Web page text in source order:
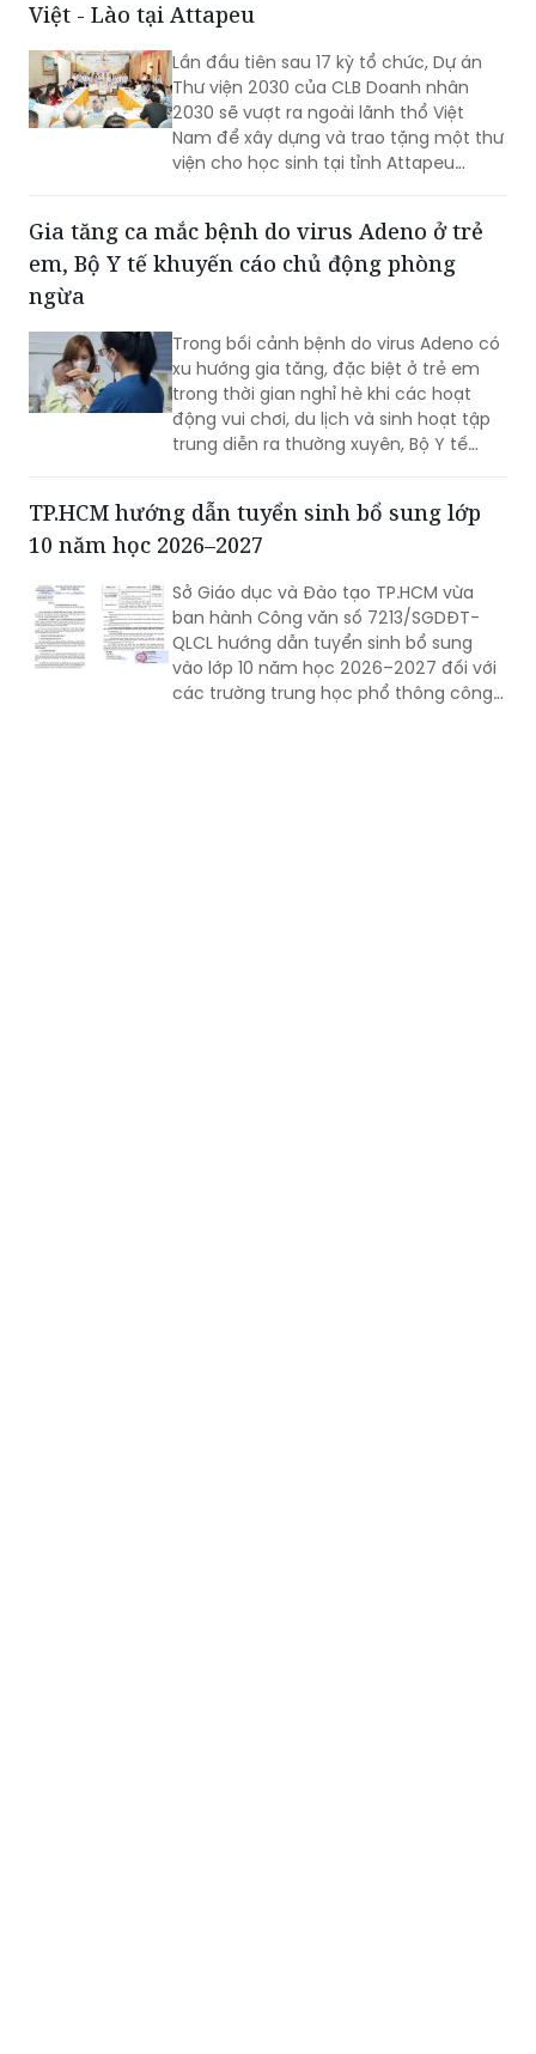
Việt - Lào tại Attapeu
Lần đầu tiên sau 17 kỳ tổ chức, Dự án
Thư viện 2030 của CLB Doanh nhân
2030 sẽ vượt ra ngoài lãnh thổ Việt
Nam để xây dựng và trao tặng một thư
viện cho học sinh tại tỉnh Attapeu
biệt Việt Nam - Lào.
Gia tăng ca mắc bệnh do virus Adeno ở trẻ
em, Bộ Y tế khuyến cáo chủ động phòng
ngừa
Trong bối cảnh bệnh do virus Adeno có
xu hướng gia tăng, đặc biệt ở trẻ em
trong thời gian nghỉ hè khi các hoạt
động vui chơi, du lịch và sinh hoạt tập
trung diễn ra thường xuyên, Bộ Y tế
phòng bệnh, theo dõi sức khỏe và đến
cơ sở y tế kịp thời khi có dấu hiệu nghi
các biến chứng có thể xảy ra.
TP.HCM hướng dẫn tuyển sinh bổ sung lớp
10 năm học 2026–2027
Sở Giáo dục và Đào tạo TP.HCM vừa
ban hành Công văn số 7213/SGDĐT-
QLCL hướng dẫn tuyển sinh bổ sung
vào lớp 10 năm học 2026–2027 đối với
các trường trung học phổ thông công